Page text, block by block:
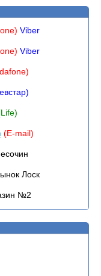
Viber
Viber
(E-mail)
Лоск
№2